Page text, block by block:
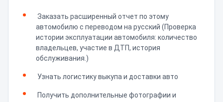
Заказать расширенный отчет по этому
автомобилю с переводом на русский (Проверка
истории эксплуатации автомобиля: количество
владельцев, участие в ДТП, история
обслуживания.)
Узнать логистику выкупа и доставки авто
Получить дополнительные фотографии и